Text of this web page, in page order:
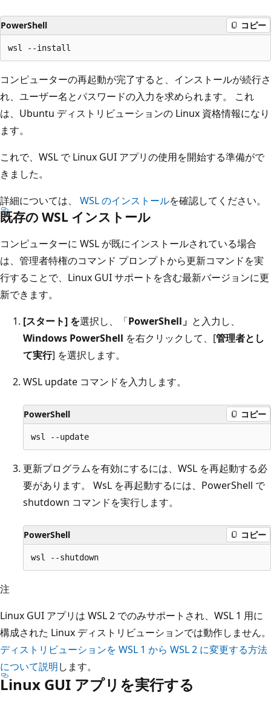
PowerShell コピー
コンピューターの再起動が完了すると、インストールが続行さ
れ、ユーザー名とパスワードの入力を求められます。 これ
は、Ubuntu ディストリビューションの Linux 資格情報になり
ます。
これで、WSL で Linux GUI アプリの使用を開始する準備がで
きました。
詳細については、 WSL のインストールを確認してください。
既存の WSL インストール
コンピューターに WSL が既にインストールされている場合
は、管理者特権のコマンド プロンプトから更新コマンドを実
行することで、Linux GUI サポートを含む最新バージョンに更
新できます。
[スタート] を選択し、「PowerShell」 と入力し、
Windows PowerShell を右クリックして、[管理者とし
て実行] を選択します。
WSL update コマンドを入力します。
PowerShell コピー
更新プログラムを有効にするには、WSL を再起動する必
要があります。 WsL を再起動するには、PowerShell で
shutdown コマンドを実行します。
PowerShell コピー
注
Linux GUI アプリは WSL 2 でのみサポートされ、WSL 1 用に
構成された Linux ディストリビューションでは動作しません。
ディストリビューションを WSL 1 から WSL 2 に変更する方法
について説明します。
Linux GUI アプリを実行する